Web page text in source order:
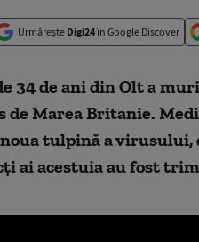
Urmărește Digi24în Google Discover
34 de ani din Olt a
de Marea Britanie.
tulpină a virusului,
ai acestuia au fost